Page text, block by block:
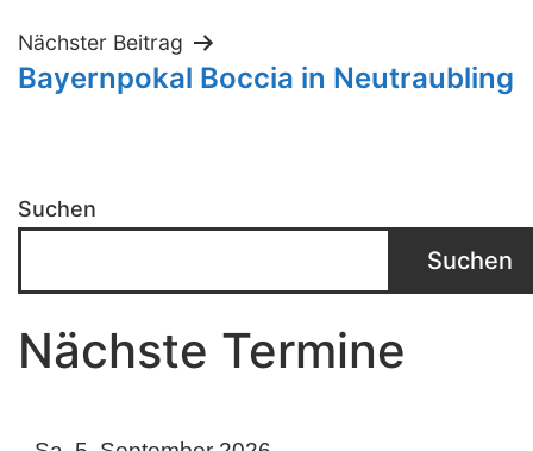
Nächster Beitrag
Bayernpokal Boccia in Neutraubling
Suchen
Suchen
Nächste Termine